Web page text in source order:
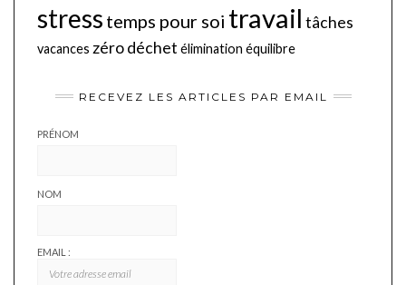
stress temps pour soi travail tâches
vacances zéro déchet élimination équilibre
RECEVEZ LES ARTICLES PAR EMAIL
PRÉNOM
NOM
EMAIL :